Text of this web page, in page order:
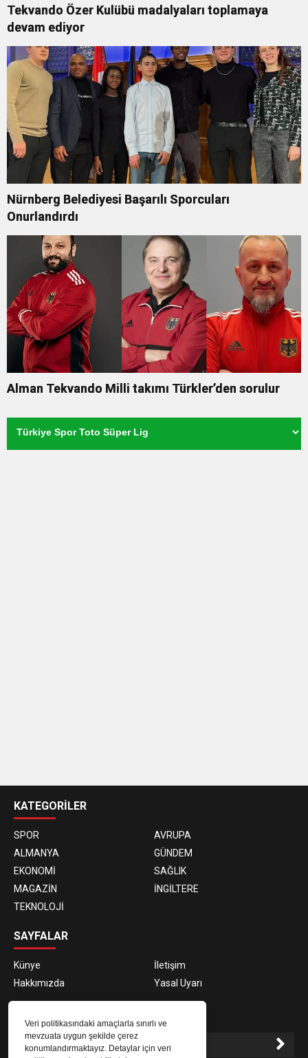
Veri politikasındaki amaçlarla sınırlı ve
mevzuata uygun şekilde çerez
konumlandırmaktayız. Detaylar için veri
Tekvando Özer Kulübü madalyaları toplamaya
devam ediyor
Nürnberg Belediyesi Başarılı Sporcuları
Onurlandırdı
Alman Tekvando Milli takımı Türkler’den sorulur
siteleri
KATEGORİLER
SPOR
AVRUPA
ALMANYA
GÜNDEM
EKONOMİ
SAĞLIK
MAGAZİN
İNGİLTERE
TEKNOLOJİ
SAYFALAR
Künye
İletişim
Hakkımızda
Yasal Uyarı